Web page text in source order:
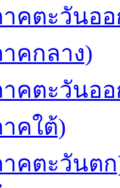
คตะวันออ
คกลาง)
คตะวันอ
คใต้)
าคตะวันต